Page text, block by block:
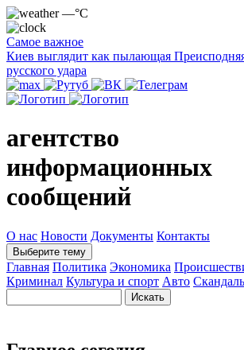
—°C
Самое важное
Киев выглядит как пылающая
русского удара
агентство
информационных
сообщений
О нас Новости Документы Контакты
Выберите тему
Главная Политика Экономика
Криминал Культура и спорт Авто